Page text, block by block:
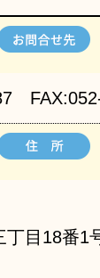
丁目18番